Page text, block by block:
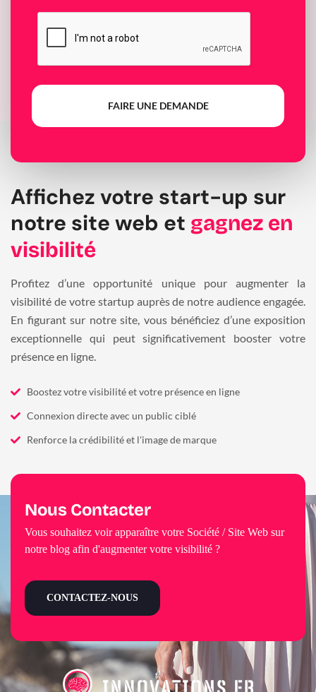
FAIRE UNE DEMANDE
Affichez votre start-up sur
notre site web et gagnez en
visibilité
Profitez d’une opportunité unique pour augmenter la
visibilité de votre startup auprès de notre audience engagée.
En figurant sur notre site, vous bénéficiez d’une exposition
exceptionnelle qui peut significativement booster votre
présence en ligne.
Boostez votre visibilité et votre présence en ligne
Connexion directe avec un public ciblé
Renforce la crédibilité et l'image de marque
Nous Contacter
Vous souhaitez voir apparaître votre Société / Site Web sur
notre blog afin d'augmenter votre visibilité ?
CONTACTEZ-NOUS